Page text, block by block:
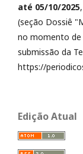
até 05/10/2025
(seção Dossiê
no momento de
submissão da
https://
Edição Atual